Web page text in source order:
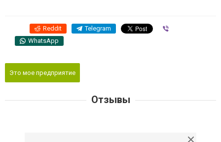
Reddit Telegram
WhatsApp
Это мое предприятие
Отзывы